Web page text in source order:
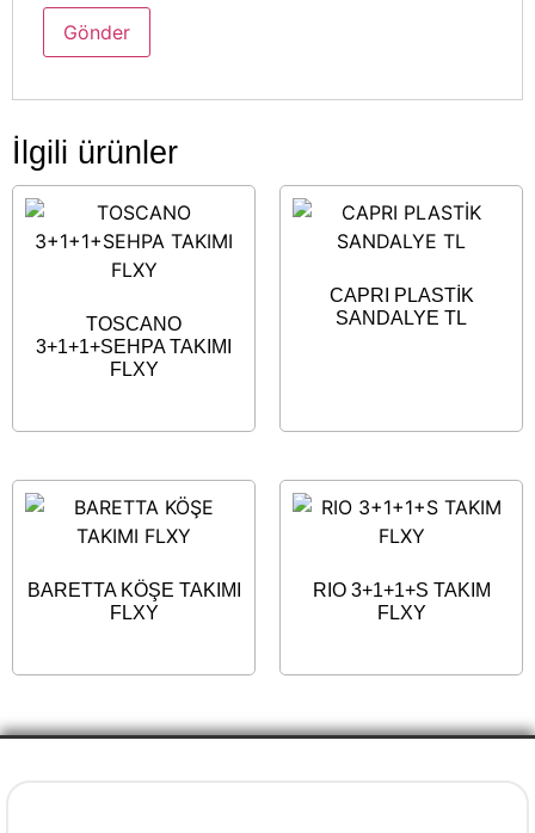
İlgili ürünler
TOSCANO
3+1+1+SEHPA TAKIMI
FLXY
CAPRI PLASTİK
SANDALYE TL
BARETTA KÖŞE TAKIMI
FLXY
RIO 3+1+1+S TAKIM
FLXY